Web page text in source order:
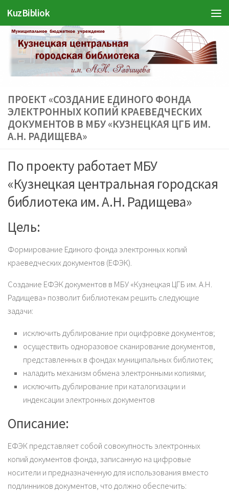
Перейти к содержимому
KuzBibliok
ПРОЕКТ «СОЗДАНИЕ ЕДИНОГО ФОНДА
ЭЛЕКТРОННЫХ КОПИЙ КРАЕВЕДЧЕСКИХ
ДОКУМЕНТОВ В МБУ «КУЗНЕЦКАЯ ЦГБ ИМ.
А.Н. РАДИЩЕВА»
По проекту работает МБУ
«Кузнецкая центральная городская
библиотека им. А.Н. Радищева»
Цель:
Формирование Единого фонда электронных копий
краеведческих документов (ЕФЭК).
Создание ЕФЭК документов в МБУ «Кузнецкая ЦГБ им. А.Н.
Радищева» позволит библиотекам решить следующие
задачи:
исключить дублирование при оцифровке документов;
осуществить одноразовое сканирование документов,
представленных в фондах муниципальных библиотек;
наладить механизм обмена электронными копиями;
исключить дублирование при каталогизации и
индексации электронных документов
Описание:
ЕФЭК представляет собой совокупность электронных
копий документов фонда, записанную на цифровые
носители и предназначенную для использования вместо
подлинников документов, что должно обеспечить: